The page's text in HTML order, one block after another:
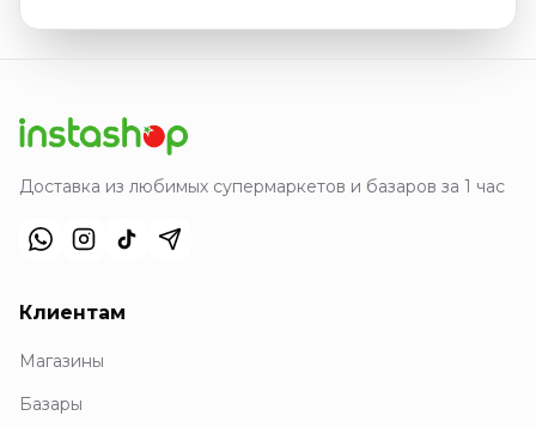
Доставка из любимых супермаркетов и базаров за 1 час
Клиентам
Магазины
Базары